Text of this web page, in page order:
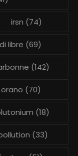
irsn (74)
libre (69)
(142)
orano (70)
(18)
(33)